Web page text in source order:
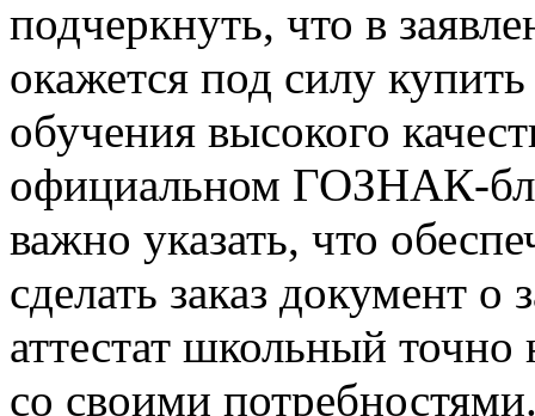
подчеркнуть, что в
окажется под силу
обучения высокого
официальном ГОЗНАК-
важно указать, что
сделать заказ документ
аттестат школьный точно
со своими